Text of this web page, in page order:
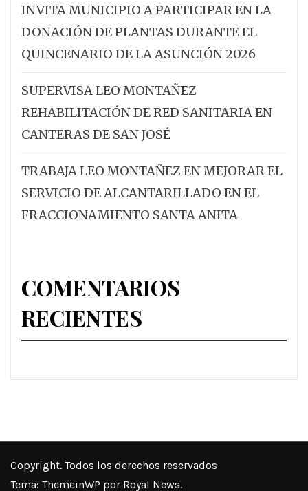
INVITA MUNICIPIO A PARTICIPAR EN LA
DONACIÓN DE PLANTAS DURANTE EL
QUINCENARIO DE LA ASUNCIÓN 2026
SUPERVISA LEO MONTAÑEZ
REHABILITACIÓN DE RED SANITARIA EN
CANTERAS DE SAN JOSÉ
TRABAJA LEO MONTAÑEZ EN MEJORAR EL
SERVICIO DE ALCANTARILLADO EN EL
FRACCIONAMIENTO SANTA ANITA
COMENTARIOS
RECIENTES
Copyright. Todos los derechos reservados
Tema: ThemeinWP por Royal News.